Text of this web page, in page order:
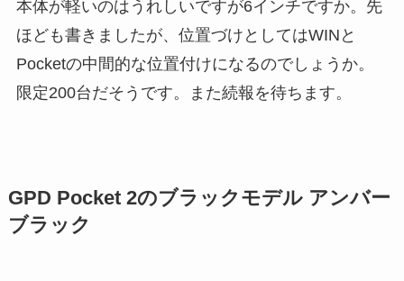
本体が軽いのはうれしいですが6インチですか。先
ほども書きましたが、位置づけとしてはWINと
Pocketの中間的な位置付けになるのでしょうか。
限定200台だそうです。また続報を待ちます。
GPD Pocket 2のブラックモデル アンバー
ブラック